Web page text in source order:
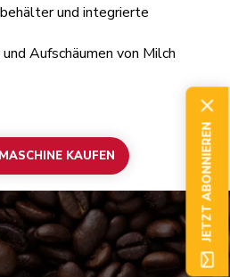
und integrierte
Aufschäumen von Milch
KAUFEN JETZT ABONNIEREN